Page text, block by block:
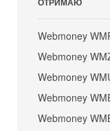
Webmoney
Webmoney
Webmoney
Webmoney
Webmoney